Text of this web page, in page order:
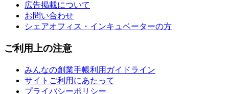
広告掲載について
お問い合わせ
シェアオフィス・インキュベーターの方
ご利用上の注意
みんなの創業手帳利用ガイドライン
サイトご利用にあたって
プライバシーポリシー